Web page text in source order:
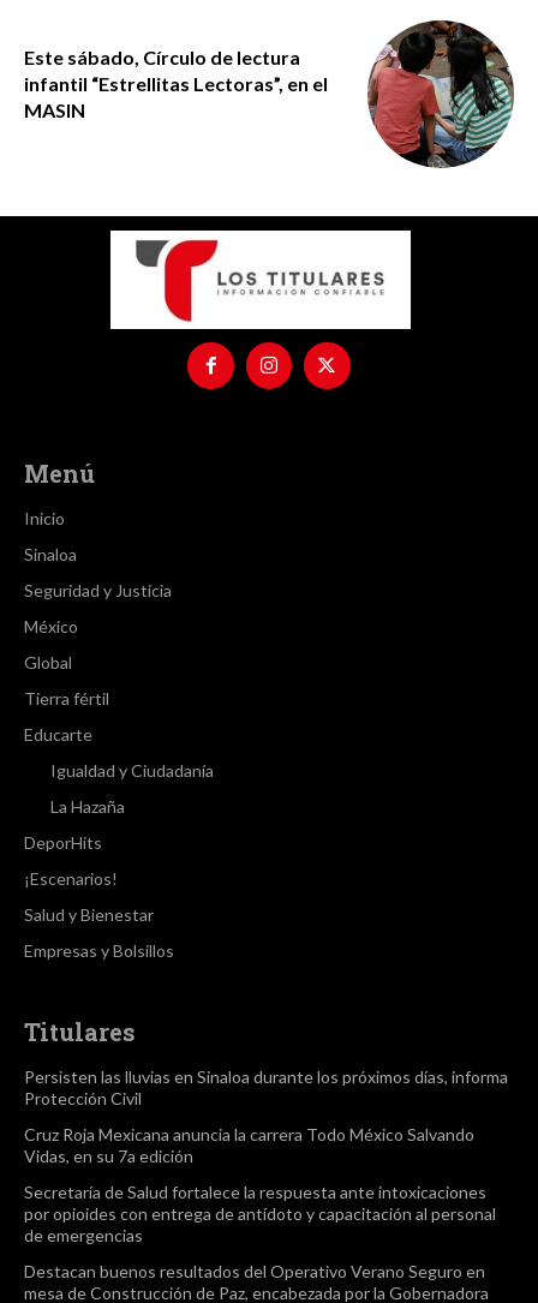
Este sábado, Círculo de lectura
infantil “Estrellitas Lectoras”, en el
MASIN
Menú
Inicio
Sinaloa
Seguridad y Justicia
México
Global
Tierra fértil
Educarte
Igualdad y Ciudadanía
La Hazaña
DeporHits
¡Escenarios!
Salud y Bienestar
Empresas y Bolsillos
Titulares
Persisten las lluvias en Sinaloa durante los próximos días, informa
Protección Civil
Cruz Roja Mexicana anuncia la carrera Todo México Salvando
Vidas, en su 7a edición
Secretaría de Salud fortalece la respuesta ante intoxicaciones
por opioides con entrega de antídoto y capacitación al personal
de emergencias
Destacan buenos resultados del Operativo Verano Seguro en
mesa de Construcción de Paz, encabezada por la Gobernadora